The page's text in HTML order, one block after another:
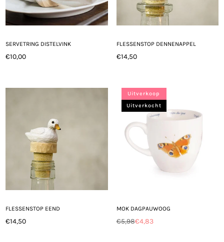
SERVETRING DISTELVINK
Normale
€10,00
FLESSENSTOP DENNENAPPEL
Normale
€14,50
FLESSENSTOP EEND
Normale
€14,50
Uitverkoop
Uitverkocht
MOK DAGPAUWOOG
Normale
€5,98€4,83